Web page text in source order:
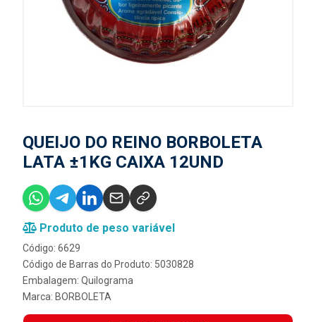
QUEIJO DO REINO BORBOLETA
LATA ±1KG CAIXA 12UND
Produto de peso variável
Código: 6629
Código de Barras do Produto: 5030828
Embalagem: Quilograma
Marca: BORBOLETA